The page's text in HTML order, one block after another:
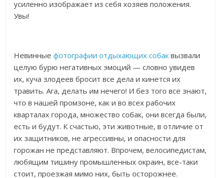
усиленно изображает из себя хозяев положения.
Увы!
Невинныефотографии отдыхающих собак вызвали
целую бурю негативных эмоций — словно увидев
их, куча злодеев бросит все дела и кинется их
травить. Ага, делать им нечего! И без того все знают,
что в нашей промзоне, как и во всех рабочих
кварталах города, множество собак, они всегда были,
есть и будут. К счастью, эти животные, в отличие от
их защитников, не агрессивны, и опасности для
горожан не представляют. Впрочем, велосипедистам,
любящим тишину промышленных окраин, все-таки
стоит, проезжая мимо них, быть осторожнее.